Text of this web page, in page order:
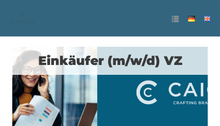
Einkäufer (m/w/d) VZ